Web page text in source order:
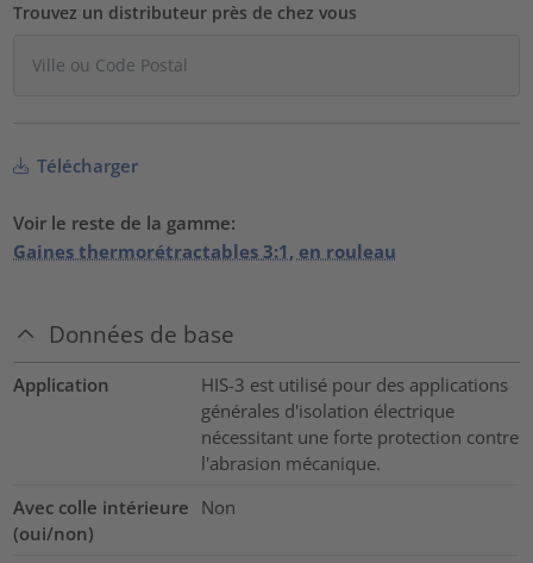
Trouvez un distributeur près de chez vous
Télécharger
Voir le reste de la gamme:
Gaines thermorétractables 3:1, en rouleau
Données de base
Application
HIS-3 est utilisé pour des applications
générales d'isolation électrique
nécessitant une forte protection contre
l'abrasion mécanique.
Avec colle intérieure
(oui/non)
Non